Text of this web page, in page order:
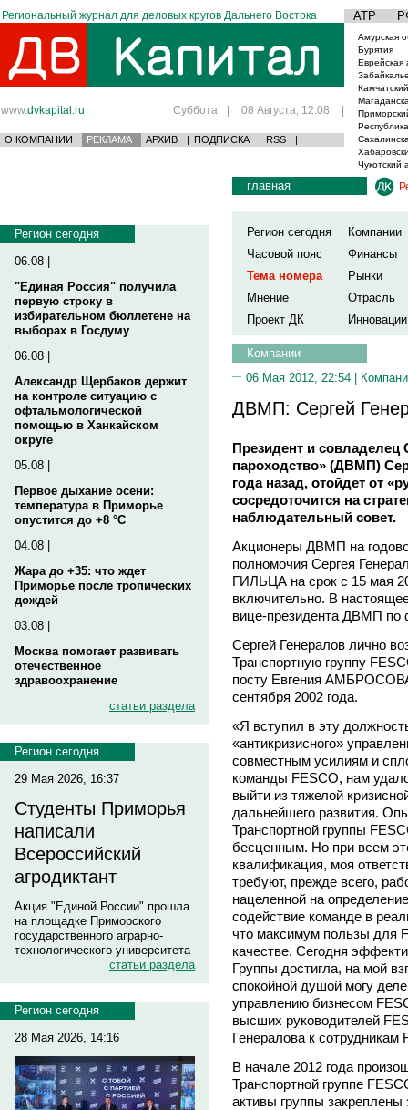
Региональный журнал для деловых кругов Дальнего Востока АТР
www.dvkapital.ru Суббота | 08 Августа, 12:08 |
О КОМПАНИИ РЕКЛАМА АРХИВ | ПОДПИСКА | RSS |
Амурская
Бурятия
Еврейская
Чукотский
Регион сегодня
06.08 |
"Единая Россия" получила
первую строку в
избирательном бюллетене на
выборах в Госдуму
06.08 |
Александр Щербаков держит
на контроле ситуацию с
офтальмологической
помощью в Ханкайском
округе
05.08 |
Первое дыхание осени:
температура в Приморье
опустится до +8 °C
04.08 |
Жара до +35: что ждет
Приморье после тропических
дождей
03.08 |
Москва помогает развивать
отечественное
здравоохранение
статьи раздела
Регион сегодня
29 Мая 2026, 16:37
Студенты Приморья
написали
Всероссийский
агродиктант
Акция "Единой России" прошла
на площадке Приморского
государственного аграрно-
технологического университета
статьи раздела
Регион сегодня
28 Мая 2026, 14:16
главная
Регион сегодня
Компании
Часовой пояс
Финансы
Тема номера
Рынки
Мнение
Отрасль
Проект ДК
Инновации
Компании
06 Мая 2012, 22:54 |
ДВМП: Сергей
Президент и
пароходство» (ДВМП)
года назад, отойдет от
сосредоточится на
наблюдательный совет.
Акционеры ДВМП на
полномочия Сергея
ГИЛЬЦА на срок с 15 мая
включительно. В
вице-президента ДВМП по
Сергей Генералов лично
Транспортную группу
посту Евгения
сентября 2002 года.
«Я вступил в эту
«антикризисного»
совместным усилиям и
команды FESCO, нам
выйти из тяжелой
дальнейшего развития.
Транспортной группы
бесценным. Но при всем
квалификация, моя
требуют, прежде всего,
нацеленной на
содействие команде в
что максимум пользы для
качестве. Сегодня
Группы достигла, на мой
спокойной душой могу
управлению бизнесом
высших руководителей
Генералова к сотрудникам
В начале 2012 года
Транспортной группе
активы группы